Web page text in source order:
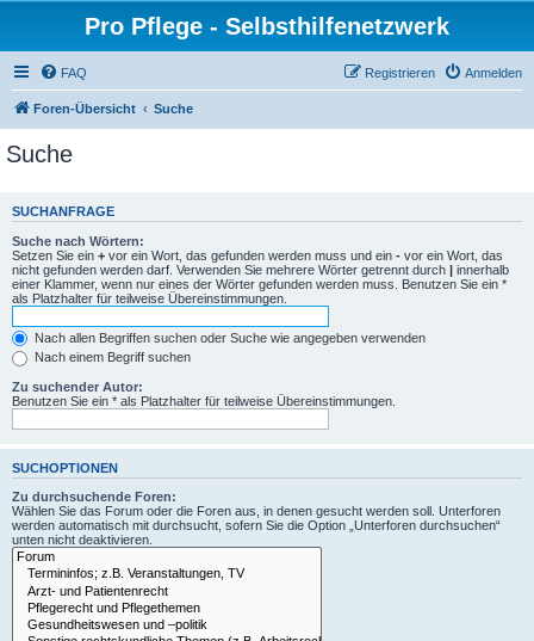
Pro Pflege - Selbsthilfenetzwerk
FAQ Anmelden
Registrieren
Foren-Übersicht Suche
Suche
SUCHANFRAGE
Suche nach Wörtern:
Setzen Sie ein + vor ein Wort, das gefunden werden muss und ein - vor ein Wort, das
nicht gefunden werden darf. Verwenden Sie mehrere Wörter getrennt durch | innerhalb
einer Klammer, wenn nur eines der Wörter gefunden werden muss. Benutzen Sie ein *
als Platzhalter für teilweise Übereinstimmungen.
Nach allen Begriffen suchen oder Suche wie angegeben verwenden
Nach einem Begriff suchen
Zu suchender Autor:
Benutzen Sie ein * als Platzhalter für teilweise Übereinstimmungen.
SUCHOPTIONEN
Zu durchsuchende Foren:
Wählen Sie das Forum oder die Foren aus, in denen gesucht werden soll. Unterforen
werden automatisch mit durchsucht, sofern Sie die Option „Unterforen durchsuchen“
unten nicht deaktivieren.